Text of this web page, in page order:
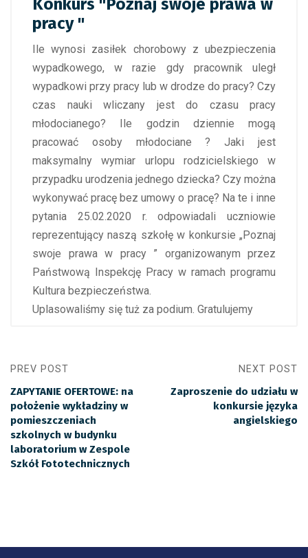
Konkurs "Poznaj swoje prawa w
pracy "
Ile wynosi zasiłek chorobowy z ubezpieczenia
wypadkowego, w razie gdy pracownik uległ
wypadkowi przy pracy lub w drodze do pracy? Czy
czas nauki wliczany jest do czasu pracy
młodocianego? Ile godzin dziennie mogą
pracować osoby młodociane ? Jaki jest
maksymalny wymiar urlopu rodzicielskiego w
przypadku urodzenia jednego dziecka? Czy można
wykonywać pracę bez umowy o pracę? Na te i inne
pytania 25.02.2020 r. odpowiadali uczniowie
reprezentujący naszą szkołę w konkursie „Poznaj
swoje prawa w pracy ” organizowanym przez
Państwową Inspekcję Pracy w ramach programu
Kultura bezpieczeństwa.
Uplasowaliśmy się tuż za podium. Gratulujemy
PREV POST
ZAPYTANIE OFERTOWE: na
położenie wykładziny w
pomieszczeniach
szkolnych w budynku
laboratorium w Zespole
Szkół Fototechnicznych
NEXT POST
Zaproszenie do udziału w
konkursie języka
angielskiego